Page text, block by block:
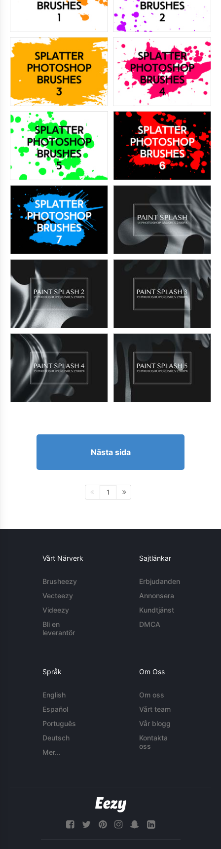
Nästa sida
1
Vårt Närverk
Brusheezy
Vecteezy
Videezy
Bli en
leverantör
Sajtlänkar
Erbjudanden
Annonsera
Kundtjänst
DMCA
Språk
English
Español
Português
Deutsch
Mer...
Om Oss
Om oss
Vårt team
Vår blogg
Kontakta
oss